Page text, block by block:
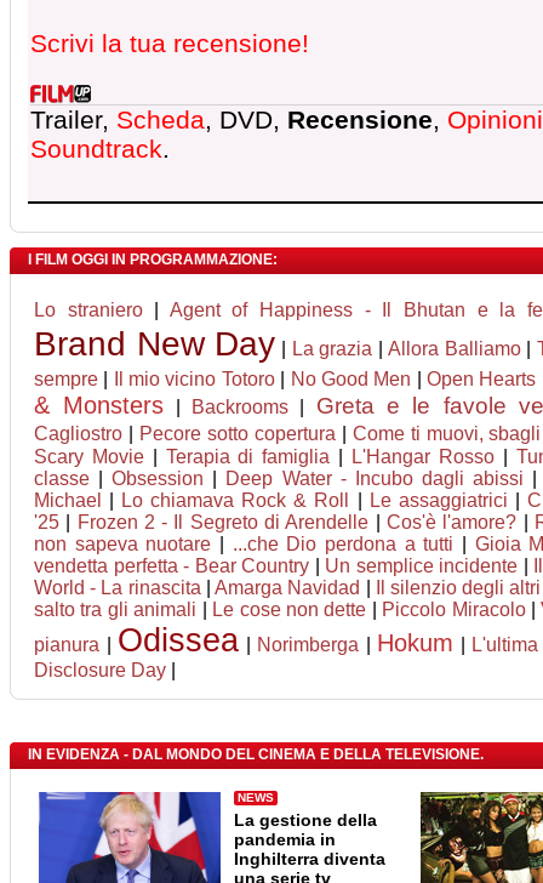
Scrivi la tua recensione!
Trailer, Scheda, DVD, Recensione, Opinioni
Soundtrack.
I FILM OGGI IN PROGRAMMAZIONE:
Lo straniero| Agent of Happiness - Il Bhutan e la
Brand New Day La grazia Allora Balliamo|
sempre
Il mio vicino Totoro| No Good Men |Open Hearts
& Monsters Backrooms Greta e le favole
Cagliostro Pecore sotto copertura Come ti muovi, sbagli
Scary Movie| Terapia di famiglia L'Hangar Rosso|
classe |Obsession Deep Water - Incubo dagli abissi
Michael
Lo chiamava Rock & Roll Le assaggiatrici
'25
Frozen 2 - Il Segreto di Arendelle Cos'è l'amore?
non sapeva nuotare
...che Dio perdona a tutti
Gioia
vendetta perfetta - Bear Country
Un semplice incidente
World - La rinascita |Amarga Navidad Il silenzio degli altri
salto tra gli animali
Le cose non dette Piccolo Miracolo|
pianura
Odissea Norimberga Hokum
Disclosure Day
IN EVIDENZA - DAL MONDO DEL CINEMA E DELLA TELEVISIONE.
NEWS
La gestione della
pandemia in
Inghilterra diventa
una serie tv